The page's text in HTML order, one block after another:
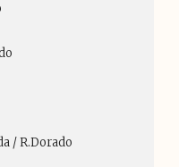
/ R.Dorado